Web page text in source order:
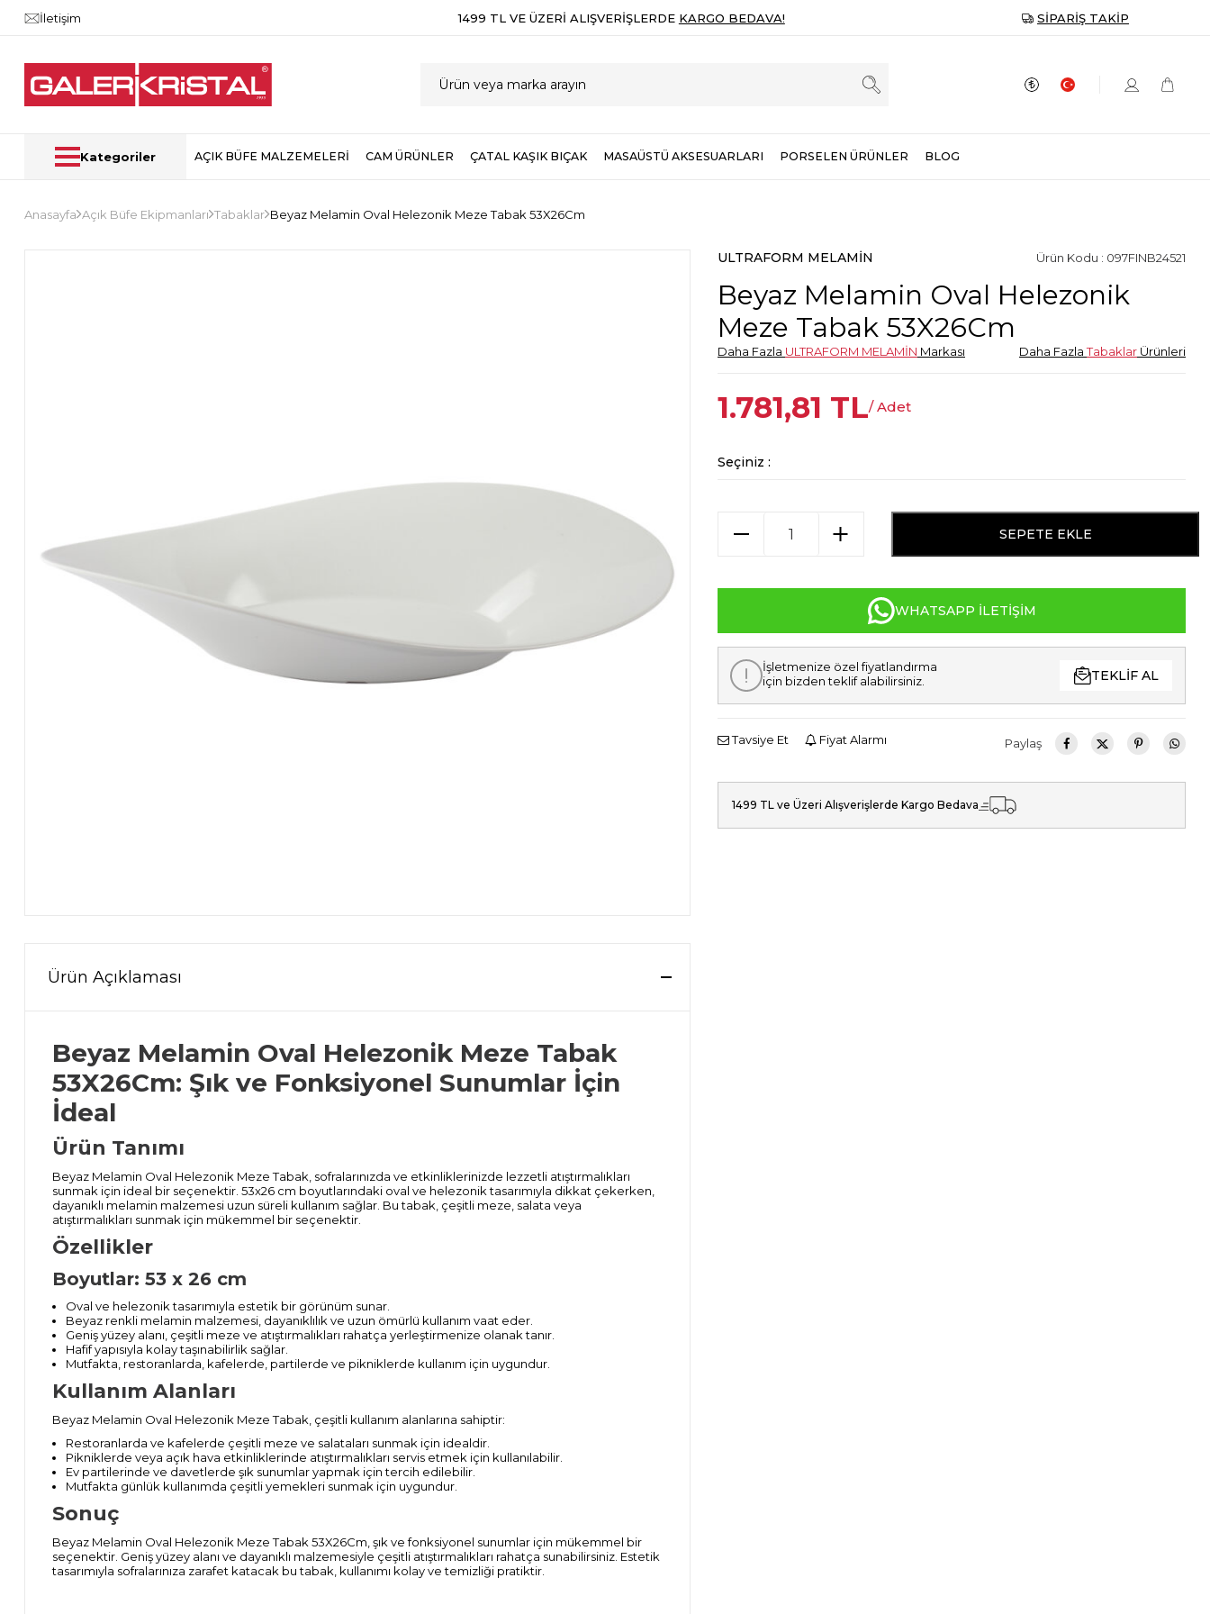
İletişim 1499 TL VE ÜZERI ALIŞVERIŞLERDE KARGO BEDAVA! SIPARIŞ TAKIP
Kategoriler AÇIK BÜFE MALZEMELERİ CAM ÜRÜNLER ÇATAL KAŞIK BIÇAK MASAÜSTÜ AKSESUARLARI PORSELEN ÜRÜNLER BLOG
Anasayfa Açık Büfe Ekipmanları Tabaklar Beyaz Melamin Oval Helezonik Meze Tabak 53X26Cm
Ürün Açıklaması
Beyaz Melamin Oval Helezonik Meze Tabak
53X26Cm: Şık ve Fonksiyonel Sunumlar İçin
İdeal
Ürün Tanımı
Beyaz Melamin Oval Helezonik Meze Tabak, sofralarınızda ve etkinliklerinizde lezzetli atıştırmalıkları
sunmak için ideal bir seçenektir. 53x26 cm boyutlarındaki oval ve helezonik tasarımıyla dikkat çekerken,
dayanıklı melamin malzemesi uzun süreli kullanım sağlar. Bu tabak, çeşitli meze, salata veya
atıştırmalıkları sunmak için mükemmel bir seçenektir.
Özellikler
Boyutlar: 53 x 26 cm
Oval ve helezonik tasarımıyla estetik bir görünüm sunar.
Beyaz renkli melamin malzemesi, dayanıklılık ve uzun ömürlü kullanım vaat eder.
Geniş yüzey alanı, çeşitli meze ve atıştırmalıkları rahatça yerleştirmenize olanak tanır.
Hafif yapısıyla kolay taşınabilirlik sağlar.
Mutfakta, restoranlarda, kafelerde, partilerde ve pikniklerde kullanım için uygundur.
Kullanım Alanları
Beyaz Melamin Oval Helezonik Meze Tabak, çeşitli kullanım alanlarına sahiptir:
Restoranlarda ve kafelerde çeşitli meze ve salataları sunmak için idealdir.
Pikniklerde veya açık hava etkinliklerinde atıştırmalıkları servis etmek için kullanılabilir.
Ev partilerinde ve davetlerde şık sunumlar yapmak için tercih edilebilir.
Mutfakta günlük kullanımda çeşitli yemekleri sunmak için uygundur.
Sonuç
Beyaz Melamin Oval Helezonik Meze Tabak 53X26Cm, şık ve fonksiyonel sunumlar için mükemmel bir
seçenektir. Geniş yüzey alanı ve dayanıklı malzemesiyle çeşitli atıştırmalıkları rahatça sunabilirsiniz. Estetik
tasarımıyla sofralarınıza zarafet katacak bu tabak, kullanımı kolay ve temizliği pratiktir.
ULTRAFORM MELAMİN Ürün Kodu : 097FINB24521
Beyaz Melamin Oval Helezonik
Meze Tabak 53X26Cm
Daha Fazla ULTRAFORM MELAMİN Markası Daha FazlaTabaklar Ürünleri
1.781,81 TL/ Adet
Seçiniz :
SEPETE EKLE
WHATSAPP İLETIŞIM
İşletmenize özel fiyatlandırma
için bizden teklif alabilirsiniz.
TEKLIF AL
Tavsiye Et Fiyat Alarmı Paylaş
1499 TL ve Üzeri Alışverişlerde Kargo Bedava